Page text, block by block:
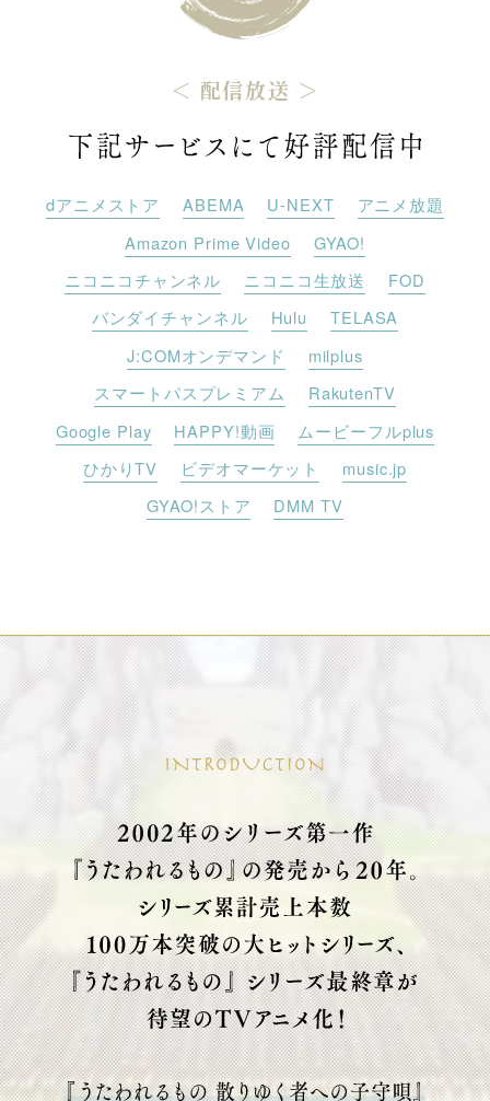
＜ 配信放送 ＞
dアニメストア ABEMA U-NEXT
アニメ放題
Amazon Prime Video
GYAO!
ニコニコチャンネル
ニコニコ生放送
FOD
バンダイチャンネル
Hulu
TELASA
J:COMオンデマンド
milplus
スマートパスプレミアム
RakutenTV
Google Play
HAPPY!動画
ムービーフルplus
ひかりTV
ビデオマーケット
music.jp
GYAO!ストア
DMM TV